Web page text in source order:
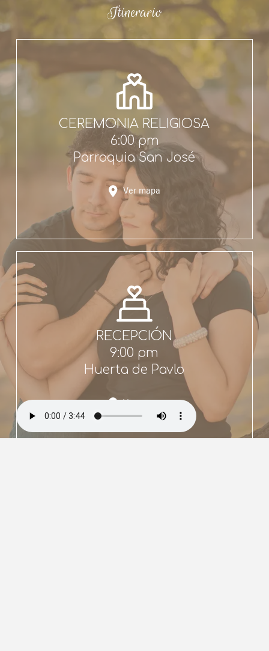
Itinerario
CEREMONIA RELIGIOSA
6:00 pm
Parroquia San José
Ver mapa
RECEPCIÓN
9:00 pm
Huerta de Pavlo
Ver mapa